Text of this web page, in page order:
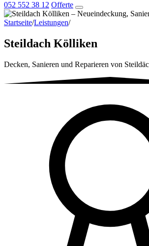
052 552 38 12 Offerte
Startseite/Leistungen/Steildach Kölliken
Steildach Kölliken
Decken, Sanieren und Reparieren von